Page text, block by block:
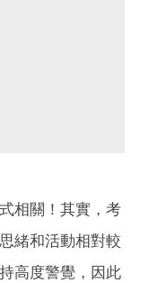
相關！其實，考
緒和活動相對較
高度警覺，因此